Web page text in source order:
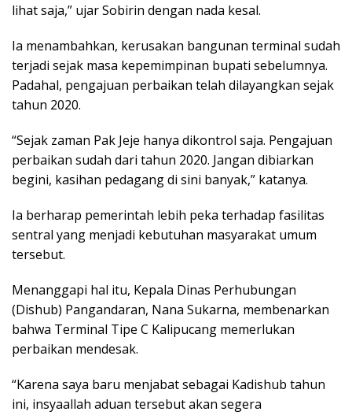
lihat saja,” ujar Sobirin dengan nada kesal.
Ia menambahkan, kerusakan bangunan terminal sudah
terjadi sejak masa kepemimpinan bupati sebelumnya.
Padahal, pengajuan perbaikan telah dilayangkan sejak
tahun 2020.
“Sejak zaman Pak Jeje hanya dikontrol saja. Pengajuan
perbaikan sudah dari tahun 2020. Jangan dibiarkan
begini, kasihan pedagang di sini banyak,” katanya.
Ia berharap pemerintah lebih peka terhadap fasilitas
sentral yang menjadi kebutuhan masyarakat umum
tersebut.
Menanggapi hal itu, Kepala Dinas Perhubungan
(Dishub) Pangandaran, Nana Sukarna, membenarkan
bahwa Terminal Tipe C Kalipucang memerlukan
perbaikan mendesak.
“Karena saya baru menjabat sebagai Kadishub tahun
ini, insyaallah aduan tersebut akan segera